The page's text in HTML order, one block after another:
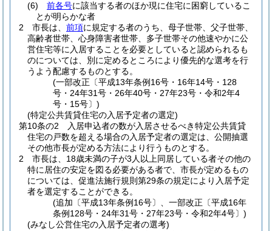
(6)
前各号に該当する者のほか現に住宅に困窮しているこ
とが明らかな者
2
市長は、 前項に規定する者のうち、母子世帯、父子世帯、
高齢者世帯、心身障害者世帯、多子世帯その他速やかに公
営住宅等に入居することを必要としていると認められるも
のについては、別に定めるところにより優先的な選考を行
うよう配慮するものとする。
(一部改正〔平成13年条例16号・16年14号・128
号・24年31号・26年40号・27年23号・令和2年4
号・15号〕)
(特定公共賃貸住宅の入居予定者の選定)
第10条の2
入居申込者の数が入居させるべき特定公共賃貸
住宅の戸数を超える場合の入居予定者の選定は、公開抽選
その他市長が定める方法により行うものとする。
2
市長は、18歳未満の子が3人以上同居している者その他の
特に居住の安定を図る必要がある者で、市長が定めるもの
については、促進法施行規則第29条の規定により入居予定
者を選定することができる。
(追加〔平成13年条例16号〕、一部改正〔平成16年
条例128号・24年31号・27年23号・令和2年4号〕)
(みなし公営住宅の入居予定者の選考)